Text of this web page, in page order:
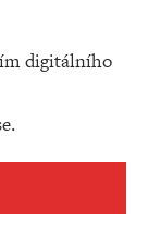
digitálního